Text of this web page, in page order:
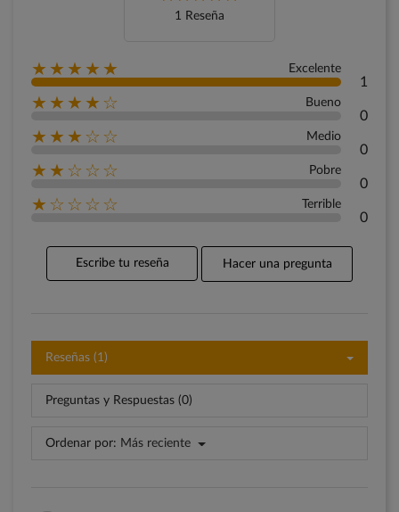
1 Reseña
★★★★★ Excelente
1
★★★★☆ Bueno
0
★★★☆☆ Medio
0
★★☆☆☆ Pobre
0
★☆☆☆☆ Terrible
0
Escribe tu reseña Hacer una pregunta
Reseñas (1)
Preguntas y Respuestas (0)
Ordenar por: Más reciente